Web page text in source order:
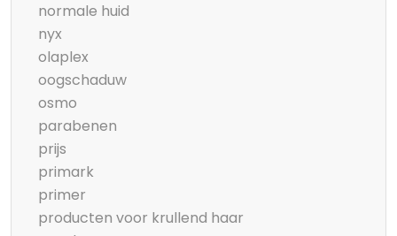
normale huid
nyx
olaplex
oogschaduw
osmo
parabenen
prijs
primark
primer
producten voor krullend haar